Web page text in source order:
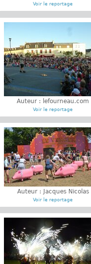
Voir le reportage
Auteur : lefourneau.com
Voir le reportage
Auteur : Jacques Nicolas
Voir le reportage